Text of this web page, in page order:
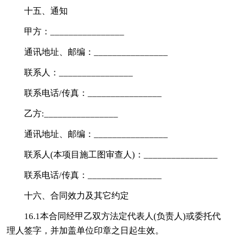
十五、通知
甲方：________________
通讯地址、邮编：________________
联系人：________________
联系电话/传真：________________
乙方:________________
通讯地址、邮编：________________
联系人(本项目施工图审查人)：________________
联系电话/传真：________________
十六、合同效力及其它约定
16.1本合同经甲乙双方法定代表人(负责人)或委托代
理人签字，并加盖单位印章之日起生效。